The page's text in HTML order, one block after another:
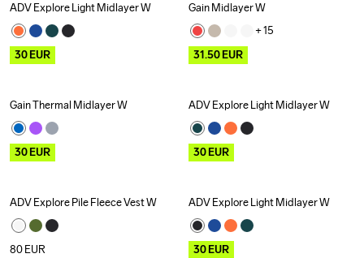
Outlet Recycled
ADV Explore Light Midlayer W
30EUR
Outlet
Gain Midlayer W
+ 15
31.50EUR
Outlet
Gain Thermal Midlayer W
30EUR
Outlet Recycled
ADV Explore Light Midlayer W
30EUR
ADV Explore Pile Fleece Vest W
80EUR
Outlet Recycled
ADV Explore Light Midlayer W
30EUR